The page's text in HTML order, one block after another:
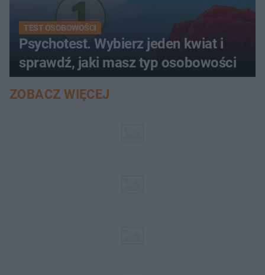
TEST OSOBOWOŚCI
Psychotest. Wybierz jeden kwiat i
sprawdź, jaki masz typ osobowości
ZOBACZ WIĘCEJ